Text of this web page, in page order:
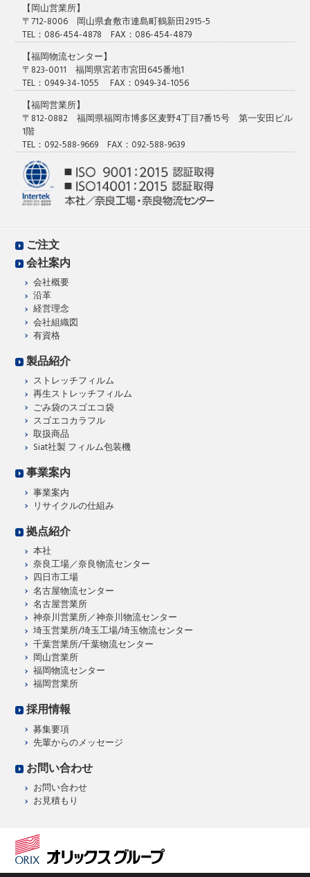
【岡山営業所】
〒712-8006 岡山県倉敷市連島町鶴新田2915-5
TEL：086-454-4878 FAX：086-454-4879
【福岡物流センター】
〒823-0011 福岡県宮若市宮田645番地1
TEL：0949-34-1055 FAX：0949-34-1056
【福岡営業所】
〒812-0882 福岡県福岡市博多区麦野4丁目7番15号 第一安田ビル
1階
TEL：092-588-9669 FAX：092-588-9639
ご注文
会社案内
会社概要
沿革
経営理念
会社組織図
有資格
製品紹介
ストレッチフィルム
再生ストレッチフィルム
ごみ袋のスゴエコ袋
スゴエコカラフル
取扱商品
Siat社製 フィルム包装機
事業案内
事業案内
リサイクルの仕組み
拠点紹介
本社
奈良工場／奈良物流センター
四日市工場
名古屋物流センター
名古屋営業所
神奈川営業所／神奈川物流センター
埼玉営業所/埼玉工場/埼玉物流センター
千葉営業所/千葉物流センター
岡山営業所
福岡物流センター
福岡営業所
採用情報
募集要項
先輩からのメッセージ
お問い合わせ
お問い合わせ
お見積もり